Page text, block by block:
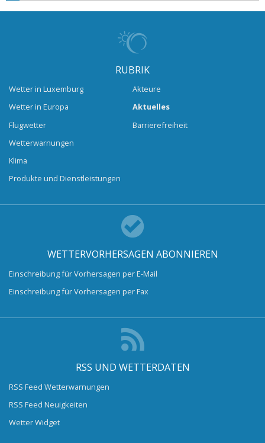
RUBRIK
Wetter in Luxemburg
Wetter in Europa
Flugwetter
Wetterwarnungen
Klima
Produkte und Dienstleistungen
Akteure
Aktuelles
Barrierefreiheit
WETTERVORHERSAGEN ABONNIEREN
Einschreibung für Vorhersagen per E-Mail
Einschreibung für Vorhersagen per Fax
RSS UND WETTERDATEN
RSS Feed Wetterwarnungen
RSS Feed Neuigkeiten
Wetter Widget